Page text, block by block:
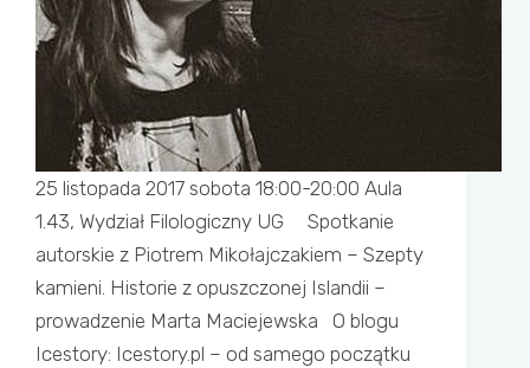
25 listopada 2017 sobota 18:00-20:00 Aula
1.43, Wydział Filologiczny UG Spotkanie
autorskie z Piotrem Mikołajczakiem – Szepty
kamieni. Historie z opuszczonej Islandii –
prowadzenie Marta Maciejewska O blogu
Icestory: Icestory.pl – od samego początku